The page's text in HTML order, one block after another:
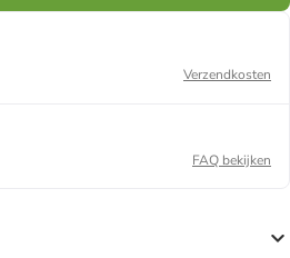
Verzendkosten
FAQ bekijken